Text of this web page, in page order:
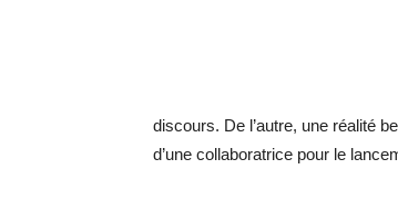
discours. De l’autre, une réalité
d’une collaboratrice pour le